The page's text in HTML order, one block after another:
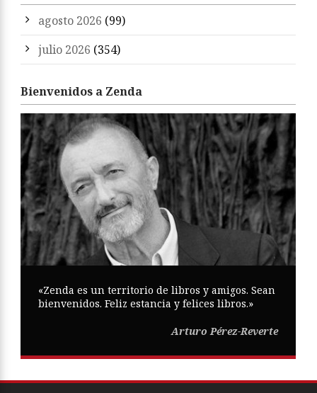
agosto 2026 (99)
julio 2026 (354)
Bienvenidos a Zenda
«Zenda es un territorio de libros y amigos. Sean
bienvenidos. Feliz estancia y felices libros.»
Arturo Pérez-Reverte